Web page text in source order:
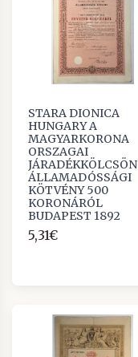
STARA DIONICA
HUNGARY A
MAGYARKORONA
ORSZAGAI
JÁRADÉKKÖLCSÖN
ÁLLAMADÓSSÁGI
KÖTVÉNY 500
KORONÁRÓL
BUDAPEST 1892
5,31€